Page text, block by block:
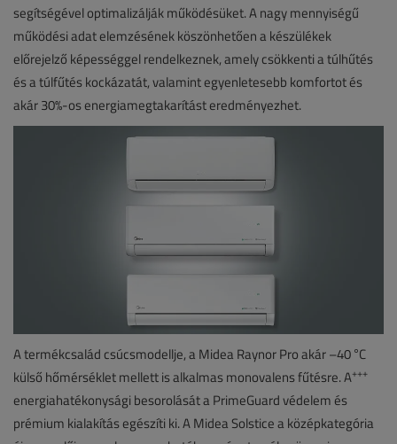
segítségével optimalizálják működésüket. A nagy mennyiségű
működési adat elemzésének köszönhetően a készülékek
előrejelző képességgel rendelkeznek, amely csökkenti a túlhűtés
és a túlfűtés kockázatát, valamint egyenletesebb komfortot és
akár 30%-os energiamegtakarítást eredményezhet.
A termékcsalád csúcsmodellje, a Midea Raynor Pro akár –40 °C
külső hőmérséklet mellett is alkalmas monovalens fűtésre. A+++
energiahatékonysági besorolását a PrimeGuard védelem és
prémium kialakítás egészíti ki. A Midea Solstice a középkategória